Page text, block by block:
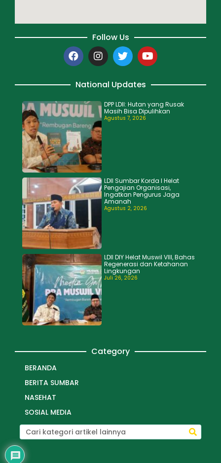
Follow Us
National Updates
DPP LDII: Hutan yang Rusak
Masih Bisa Dipulihkan
Agustus 7, 2026
LDII Sumbar Korda I Helat
Pengajian Organisasi,
Ingatkan Pengurus Jaga
Amanah
Agustus 2, 2026
LDII DIY Helat Muswil VIII, Bahas
Regenerasi dan Ketahanan
Lingkungan
Juli 26, 2026
Category
BERANDA
BERITA SUMBAR
NASEHAT
SOSIAL MEDIA